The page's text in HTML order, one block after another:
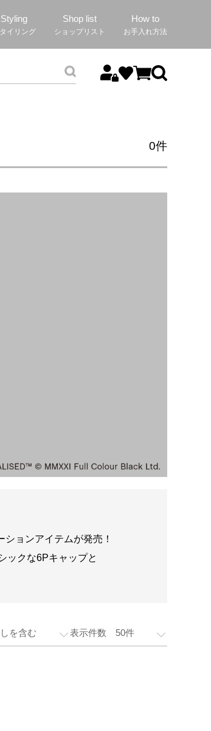
Styling
イリング
Shop list
ショップリスト
How to
お手入れ方法
0件
ョンアイテムが発売！
ックな6Pキャップと
を含む 表示件数 50件